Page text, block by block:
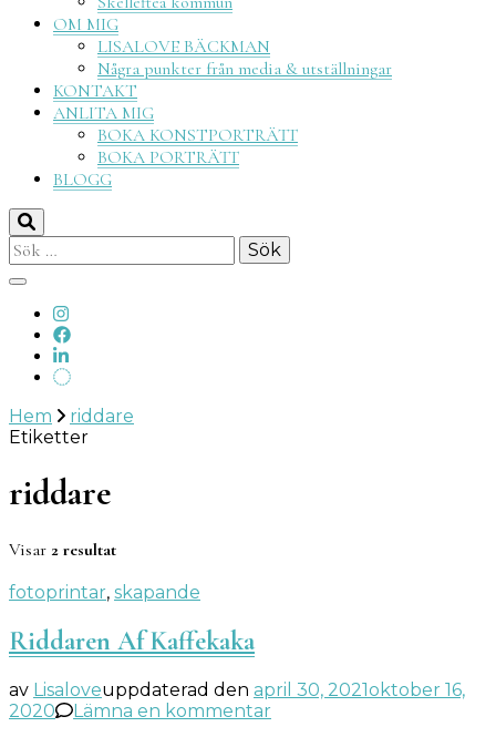
OM MIG
LISALOVE BÄCKMAN
Några punkter från media & utställningar
KONTAKT
ANLITA MIG
BOKA KONSTPORTRÄTT
BOKA PORTRÄTT
BLOGG
Sök
efter:
Hem
riddare
Etiketter
riddare
Visar 2 resultat
fotoprintar, skapande
Riddaren Af Kaffekaka
av Lisaloveuppdaterad den april 30, 2021oktober 16,
2020
Lämna en kommentar